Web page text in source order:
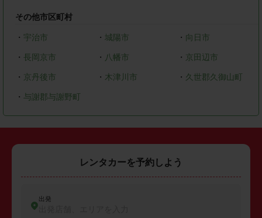
その他市区町村
・ 宇治市 ・ 城陽市 ・ 向日市
・ 長岡京市 ・ 八幡市 ・ 京田辺市
・ 京丹後市 ・ 木津川市 ・ 久世郡久御山町
・ 与謝郡与謝野町
レンタカーを予約しよう
出発